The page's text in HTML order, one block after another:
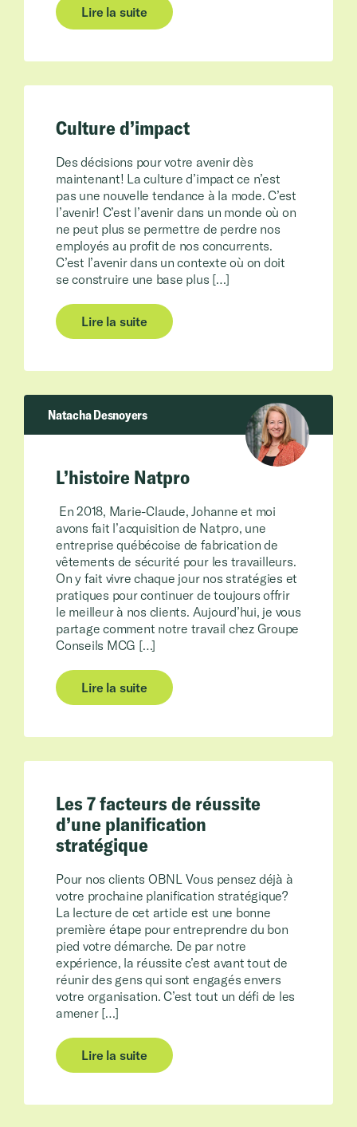
Lire la suite
Culture d’impact
Des décisions pour votre avenir dès
maintenant! La culture d’impact ce n’est
pas une nouvelle tendance à la mode. C’est
l’avenir! C’est l’avenir dans un monde où on
ne peut plus se permettre de perdre nos
employés au profit de nos concurrents.
C’est l’avenir dans un contexte où on doit
se construire une base plus […]
Lire la suite
Natacha Desnoyers
L’histoire Natpro
En 2018, Marie-Claude, Johanne et moi
avons fait l’acquisition de Natpro, une
entreprise québécoise de fabrication de
vêtements de sécurité pour les travailleurs.
On y fait vivre chaque jour nos stratégies et
pratiques pour continuer de toujours offrir
le meilleur à nos clients. Aujourd’hui, je vous
partage comment notre travail chez Groupe
Conseils MCG […]
Lire la suite
Les 7 facteurs de réussite
d’une planification
stratégique
Pour nos clients OBNL Vous pensez déjà à
votre prochaine planification stratégique?
La lecture de cet article est une bonne
première étape pour entreprendre du bon
pied votre démarche. De par notre
expérience, la réussite c’est avant tout de
réunir des gens qui sont engagés envers
votre organisation. C’est tout un défi de les
amener […]
Lire la suite